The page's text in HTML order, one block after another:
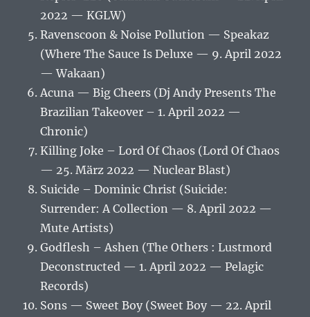
2022 — KGLW)
Ravenscoon & Noise Pollution — Speakaz
(Where The Sauce Is Deluxe — 9. April 2022
— Wakaan)
Acuna — Big Cheers (Dj Andy Presents The
Brazilian Takeover – 1. April 2022 —
Chronic)
Killing Joke – Lord Of Chaos (Lord Of Chaos
— 25. März 2022 — Nuclear Blast)
Suicide – Dominic Christ (Suicide:
Surrender: A Collection — 8. April 2022 —
Mute Artists)
Godflesh – Ashen (The Others : Lustmord
Deconstructed — 1. April 2022 — Pelagic
Records)
Sons — Sweet Boy (Sweet Boy — 22. April